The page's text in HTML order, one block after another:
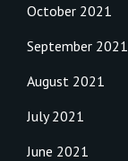
October 2021
September 2021
August 2021
July 2021
June 2021